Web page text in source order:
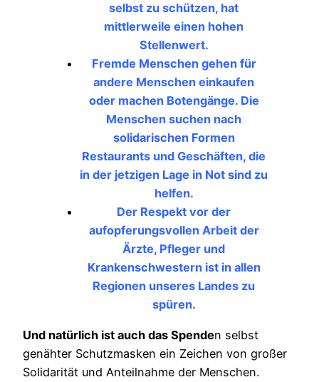
selbst zu schützen, hat
mittlerweile einen hohen
Stellenwert.
Fremde Menschen gehen für
andere Menschen einkaufen
oder machen Botengänge. Die
Menschen suchen nach
solidarischen Formen
Restaurants und Geschäften, die
in der jetzigen Lage in Not sind zu
helfen.
Der Respekt vor der
aufopferungsvollen Arbeit der
Ärzte, Pfleger und
Krankenschwestern ist in allen
Regionen unseres Landes zu
spüren.
Und natürlich ist auch das Spenden selbst
genähter Schutzmasken ein Zeichen von großer
Solidarität und Anteilnahme der Menschen.